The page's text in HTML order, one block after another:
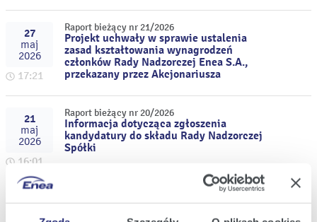
27
maj
2026
17:21
Raport bieżący nr 21/2026
Projekt uchwały w sprawie ustalenia
zasad kształtowania wynagrodzeń
członków Rady Nadzorczej Enea S.A.,
przekazany przez Akcjonariusza
21
maj
2026
16:01
Raport bieżący nr 20/2026
Informacja dotycząca zgłoszenia
kandydatury do składu Rady Nadzorczej
Spółki
11